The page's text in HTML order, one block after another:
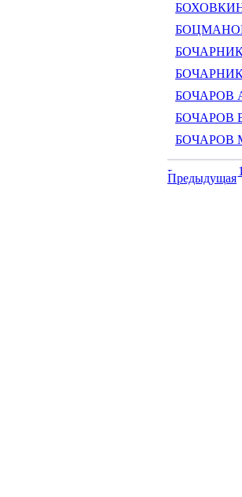
БОХОВКИН
БОЦМАНОВ
БОЧАРОВ
БОЧАРОВ
БОЧАРОВ
Предыдущая